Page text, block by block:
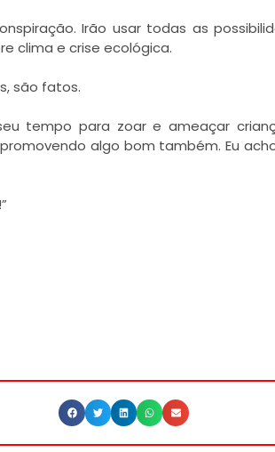
Irão usar todas as
clima e crise ecológica.
são fatos.
tempo para zoar e ameaçar
algo bom também. Eu